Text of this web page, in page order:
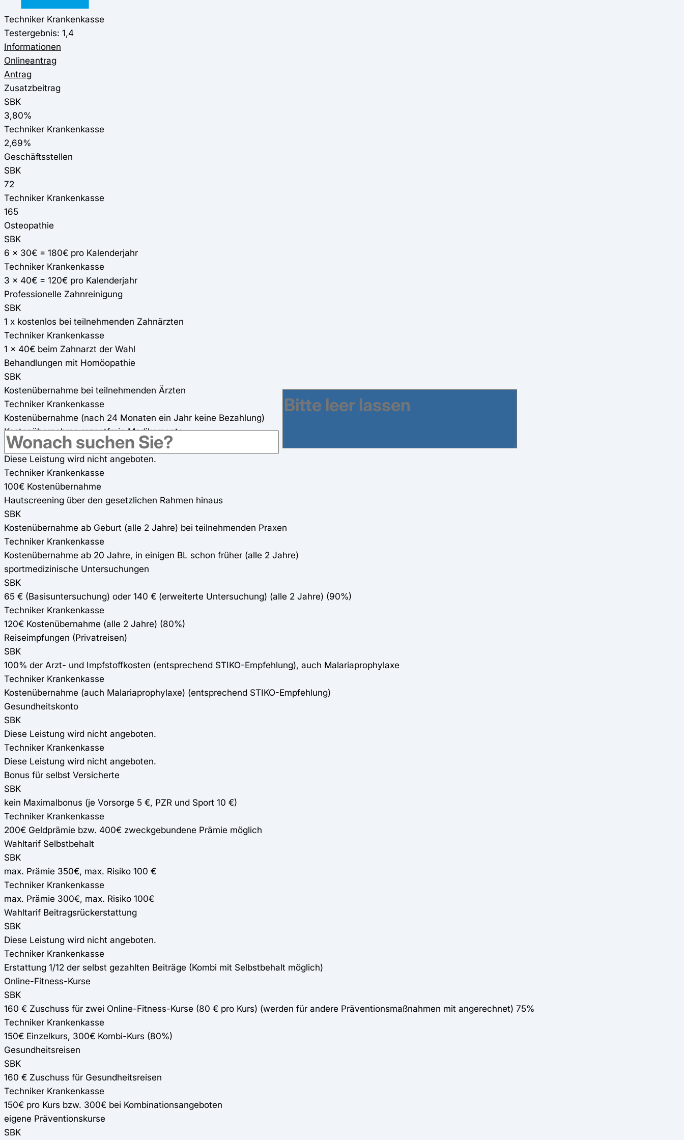
Techniker Krankenkasse
Testergebnis: 1,4
Informationen
Onlineantrag
Antrag
Zusatzbeitrag
SBK
3,80%
Techniker Krankenkasse
2,69%
Geschäftsstellen
SBK
72
Techniker Krankenkasse
165
Osteopathie
SBK
6 x 30€ = 180€ pro Kalenderjahr
Techniker Krankenkasse
3 x 40€ = 120€ pro Kalenderjahr
Professionelle Zahnreinigung
SBK
1 x kostenlos bei teilnehmenden Zahnärzten
Techniker Krankenkasse
1 x 40€ beim Zahnarzt der Wahl
Behandlungen mit Homöopathie
SBK
Kostenübernahme bei teilnehmenden Ärzten
Techniker Krankenkasse
Kostenübernahme (nach 24 Monaten ein Jahr keine Bezahlung)
Kostenübernahme rezeptfreie Medikamente
SBK
Diese Leistung wird nicht angeboten.
Techniker Krankenkasse
100€ Kostenübernahme
Hautscreening über den gesetzlichen Rahmen hinaus
SBK
Kostenübernahme ab Geburt (alle 2 Jahre) bei teilnehmenden Praxen
Techniker Krankenkasse
Kostenübernahme ab 20 Jahre, in einigen BL schon früher (alle 2 Jahre)
sportmedizinische Untersuchungen
SBK
65 € (Basisuntersuchung) oder 140 € (erweiterte Untersuchung) (alle 2 Jahre) (90%)
Techniker Krankenkasse
120€ Kostenübernahme (alle 2 Jahre) (80%)
Reiseimpfungen (Privatreisen)
SBK
100% der Arzt- und Impfstoffkosten (entsprechend STIKO-Empfehlung), auch Malariaprophylaxe
Techniker Krankenkasse
Kostenübernahme (auch Malariaprophylaxe) (entsprechend STIKO-Empfehlung)
Gesundheitskonto
SBK
Diese Leistung wird nicht angeboten.
Techniker Krankenkasse
Diese Leistung wird nicht angeboten.
Bonus für selbst Versicherte
SBK
kein Maximalbonus (je Vorsorge 5 €, PZR und Sport 10 €)
Techniker Krankenkasse
200€ Geldprämie bzw. 400€ zweckgebundene Prämie möglich
Wahltarif Selbstbehalt
SBK
max. Prämie 350€, max. Risiko 100 €
Techniker Krankenkasse
max. Prämie 300€, max. Risiko 100€
Wahltarif Beitragsrückerstattung
SBK
Diese Leistung wird nicht angeboten.
Techniker Krankenkasse
Erstattung 1/12 der selbst gezahlten Beiträge (Kombi mit Selbstbehalt möglich)
Online-Fitness-Kurse
SBK
160 € Zuschuss für zwei Online-Fitness-Kurse (80 € pro Kurs) (werden für andere Präventionsmaßnahmen mit angerechnet) 75%
Techniker Krankenkasse
150€ Einzelkurs, 300€ Kombi-Kurs (80%)
Gesundheitsreisen
SBK
160 € Zuschuss für Gesundheitsreisen
Techniker Krankenkasse
150€ pro Kurs bzw. 300€ bei Kombinationsangeboten
eigene Präventionskurse
SBK